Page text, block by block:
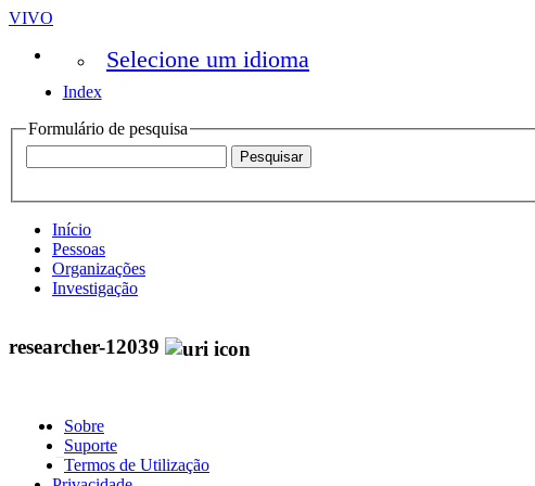
VIVO
Selecione um idioma
Index
Formulário de pesquisa
Início
Pessoas
Organizações
Investigação
researcher-12039
Sobre
Suporte
Termos de Utilização